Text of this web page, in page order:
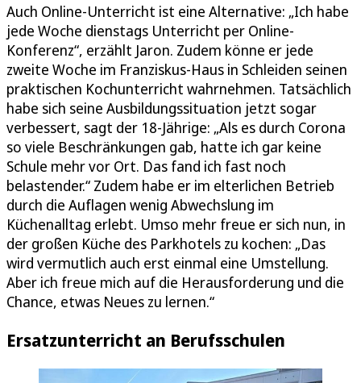
Auch Online-Unterricht ist eine Alternative: „Ich habe
jede Woche dienstags Unterricht per Online-
Konferenz“, erzählt Jaron. Zudem könne er jede
zweite Woche im Franziskus-Haus in Schleiden seinen
praktischen Kochunterricht wahrnehmen. Tatsächlich
habe sich seine Ausbildungssituation jetzt sogar
verbessert, sagt der 18-Jährige: „Als es durch Corona
so viele Beschränkungen gab, hatte ich gar keine
Schule mehr vor Ort. Das fand ich fast noch
belastender.“ Zudem habe er im elterlichen Betrieb
durch die Auflagen wenig Abwechslung im
Küchenalltag erlebt. Umso mehr freue er sich nun, in
der großen Küche des Parkhotels zu kochen: „Das
wird vermutlich auch erst einmal eine Umstellung.
Aber ich freue mich auf die Herausforderung und die
Chance, etwas Neues zu lernen.“
Ersatzunterricht an Berufsschulen